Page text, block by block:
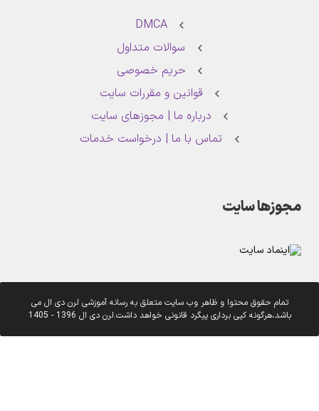
DMCA
سوالات متداول
حریم خصوصی
قوانین و مقررات سایت
درباره ما | مجوزهای سایت
تماس با ما | درخواست خدمات
مجوزها سایت
تمام حقوق محتوا و ظاهر وب سایت متعلق به رسانه آموزشی لرن دی ال می
باشد،هرگونه کپی برداری پیگرد قانونی خواهد داشت.لرن دی ال 1396 - 1405